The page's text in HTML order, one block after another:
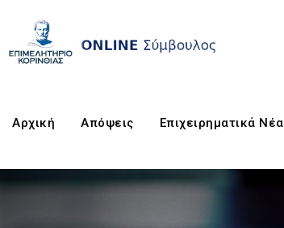
Αρχική Απόψεις Επιχειρηματικά Νέα